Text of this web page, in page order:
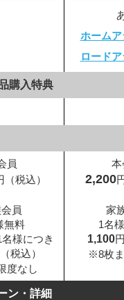
ホーム
ロード
員
（税込）
員
無料
様につき
税込）
度なし
本
2,200
家
1名
1,100
※8枚
購入特典
ン・詳細